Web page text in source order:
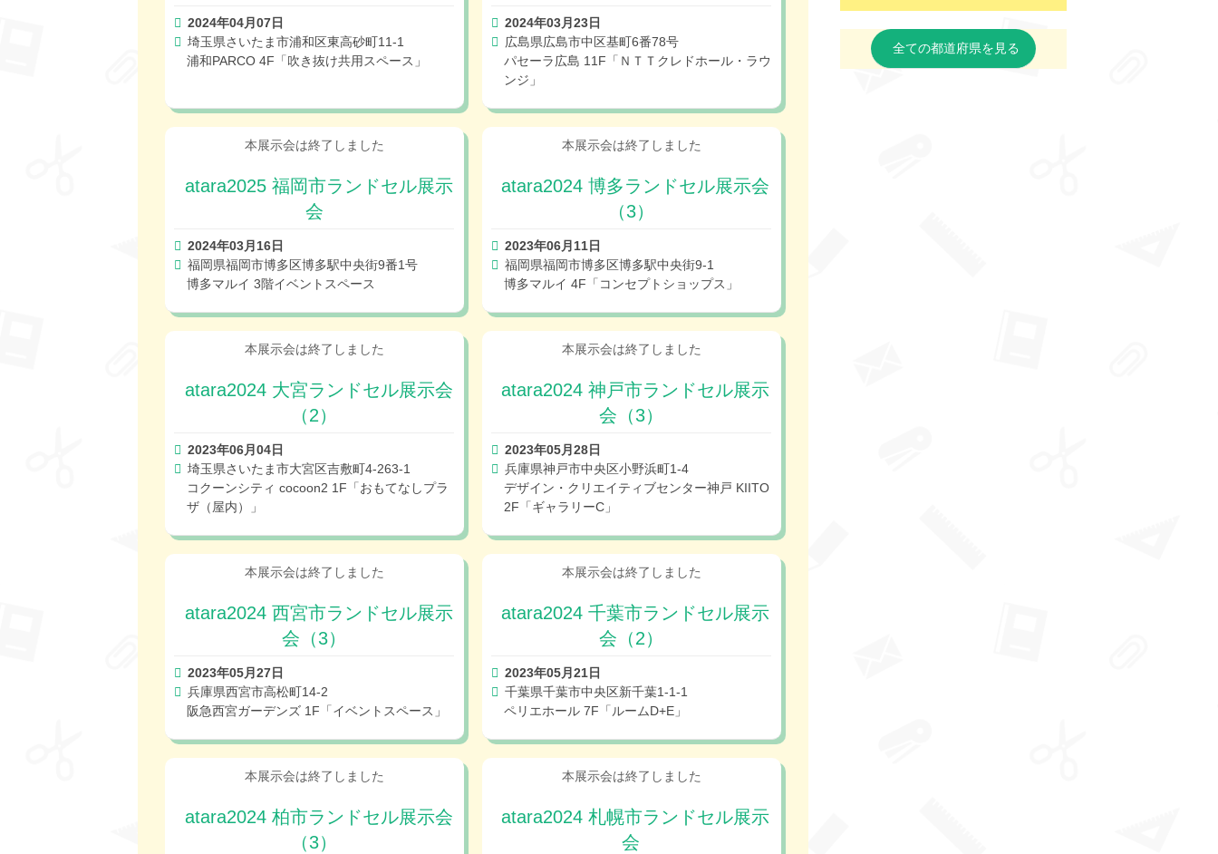
2024年04月07日
埼玉県さいたま市浦和区東高砂町11-1
浦和PARCO 4F「吹き抜け共用スペース」
2024年03月23日
広島県広島市中区基町6番78号
パセーラ広島 11F「ＮＴＴクレドホール・ラウ
ンジ」
atara2025 福岡市ランドセル展示
会
2024年03月16日
福岡県福岡市博多区博多駅中央街9番1号
博多マルイ 3階イベントスペース
atara2024 博多ランドセル展示会
（3）
2023年06月11日
福岡県福岡市博多区博多駅中央街9-1
博多マルイ 4F「コンセプトショップス」
atara2024 大宮ランドセル展示会
（2）
2023年06月04日
埼玉県さいたま市大宮区吉敷町4-263-1
コクーンシティ cocoon2 1F「おもてなしプラ
ザ（屋内）」
atara2024 神戸市ランドセル展示
会（3）
2023年05月28日
兵庫県神戸市中央区小野浜町1-4
デザイン・クリエイティブセンター神戸 KIITO
2F「ギャラリーC」
atara2024 西宮市ランドセル展示
会（3）
2023年05月27日
兵庫県西宮市高松町14-2
阪急西宮ガーデンズ 1F「イベントスペース」
atara2024 千葉市ランドセル展示
会（2）
2023年05月21日
千葉県千葉市中央区新千葉1-1-1
ペリエホール 7F「ルームD+E」
atara2024 柏市ランドセル展示会
（3）
atara2024 札幌市ランドセル展示
会
全ての都道府県を見る